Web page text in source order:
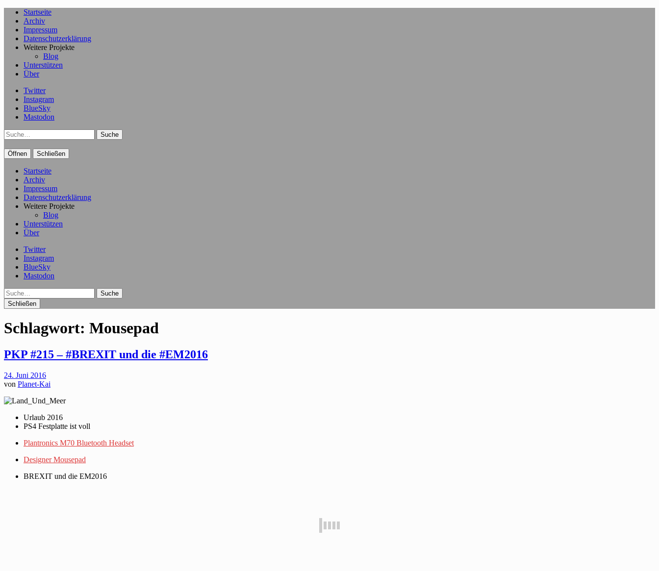
Startseite
Archiv
Impressum
Datenschutzerklärung
Weitere Projekte
Blog
Unterstützen
Über
Twitter
Instagram
BlueSky
Mastodon
Suche
Öffnen Schließen
Startseite
Archiv
Impressum
Datenschutzerklärung
Weitere Projekte
Blog
Unterstützen
Über
Twitter
Instagram
BlueSky
Mastodon
Suche
Schließen
Schlagwort: Mousepad
PKP #215 – #BREXIT und die #EM2016
24. Juni 2016
von Planet-Kai
Urlaub 2016
PS4 Festplatte ist voll
Plantronics M70 Bluetooth Headset
Designer Mousepad
BREXIT und die EM2016